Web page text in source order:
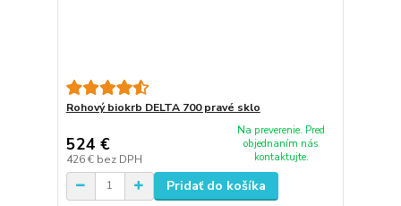
Rohový biokrb DELTA 700 pravé sklo
524 €
426 € bez DPH
Na preverenie. Pred
objednaním nás
kontaktujte.
Pridať do košíka